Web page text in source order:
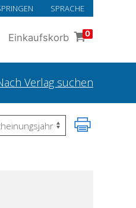
SPRACHE
Einkaufskorb 0
Verlag suchen